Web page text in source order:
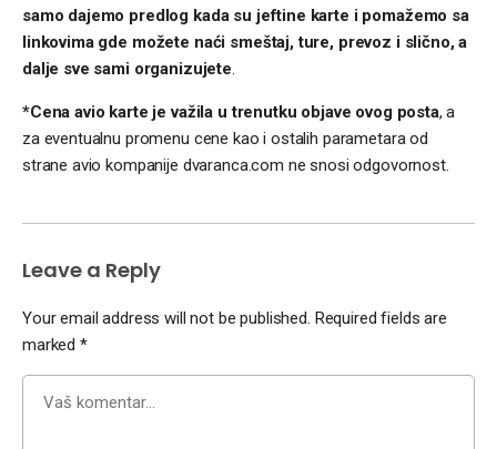
samo dajemo predlog kada su jeftine karte i pomažemo sa
linkovima gde možete naći smeštaj, ture, prevoz i slično, a
dalje sve sami organizujete.
*Cena avio karte je važila u trenutku objave ovog posta, a
za eventualnu promenu cene kao i ostalih parametara od
strane avio kompanije dvaranca.com ne snosi odgovornost.
Leave a Reply
Your email address will not be published. Required fields are
marked *